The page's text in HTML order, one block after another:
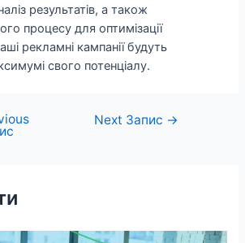
результатів, а також
процесу для оптимізації
рекламні кампанії будуть
свого потенціалу.
Next Запис →